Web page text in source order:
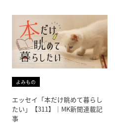
よみもの
エッセイ「本だけ眺めて暮らし
たい」【311】｜MK新聞連載記
事